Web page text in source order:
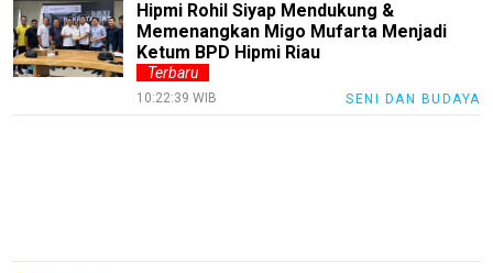
Hipmi Rohil Siyap Mendukung &
Memenangkan Migo Mufarta Menjadi
Ketum BPD Hipmi Riau
Terbaru
10:22:39 WIB SENI DAN BUDAYA
TeknoPedia
Blog